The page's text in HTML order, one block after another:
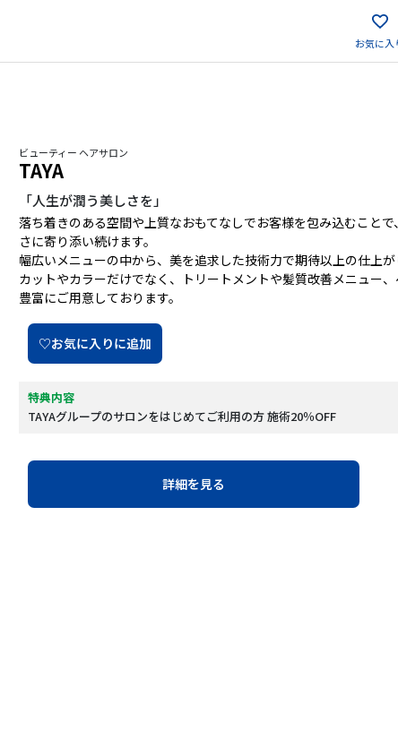
お気に入
ビューティー ヘアサロン
TAYA
「人生が潤う美しさを」
落ち着きのある空間や上質なおもてなしでお客様を包み込むことで
さに寄り添い続けます。
幅広いメニューの中から、美を追求した技術力で期待以上の仕上が
カットやカラーだけでなく、トリートメントや髪質改善メニュー
豊富にご用意しております。
♡お気に入りに追加
特典内容
TAYAグループのサロンをはじめてご利用の方 施術20％OFF
詳細を見る